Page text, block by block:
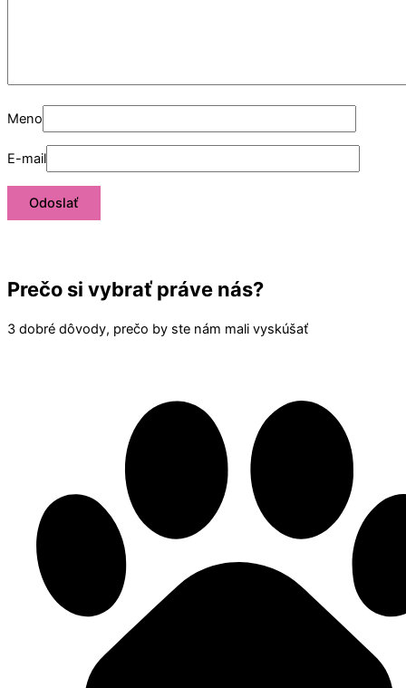
Meno
E-mail
Prečo si vybrať práve nás?
3 dobré dôvody, prečo by ste nám mali vyskúšať